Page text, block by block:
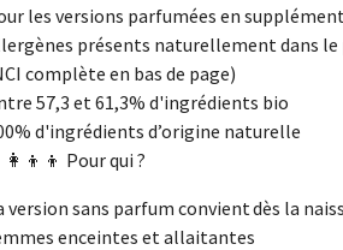
les versions parfumées en
présents naturellement dans
complète en bas de page)
57,3 et 61,3% d'ingrédients bio
d'ingrédients d’origine naturelle
Pour qui ?
version sans parfum convient dès la
enceintes et allaitantes